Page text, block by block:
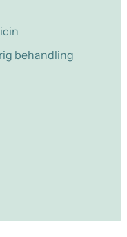
behandling